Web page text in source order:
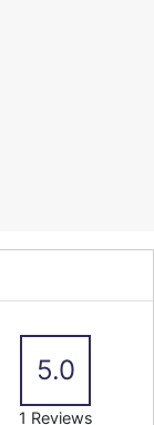
5.0
1 Reviews